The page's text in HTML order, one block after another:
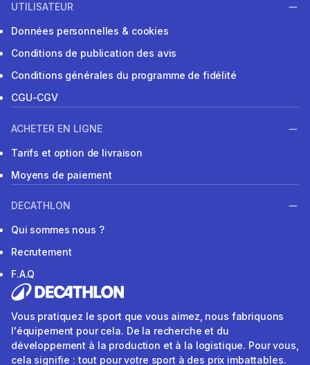
UTILISATEUR
Données personnelles & cookies
Conditions de publication des avis
Conditions générales du programme de fidélité
CGU-CGV
ACHETER EN LIGNE
Tarifs et option de livraison
Moyens de paiement
DECATHLON
Qui sommes nous ?
Recrutement
F.A.Q
Vous pratiquez le sport que vous aimez, nous fabriquons
l'équipement pour cela. De la recherche et du
développement à la production et à la logistique. Pour vous,
cela signifie : tout pour votre sport à des prix imbattables.